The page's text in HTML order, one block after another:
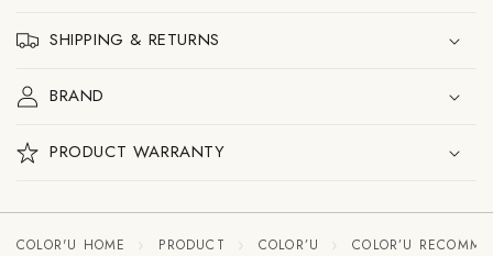
減
す
増
SHIPPING & RETURNS
BRAND
PRODUCT WARRANTY
COLOR'U HOME PRODUCT COLOR’U COLOR’U